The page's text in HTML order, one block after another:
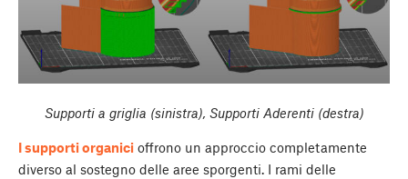
Supporti a griglia (sinistra), Supporti Aderenti (destra)
I supporti organici offrono un approccio completamente
diverso al sostegno delle aree sporgenti. I rami delle